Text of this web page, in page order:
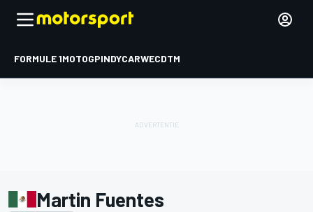
FORMULE 1MOTOGPINDYCARWECDTM
Martin Fuentes